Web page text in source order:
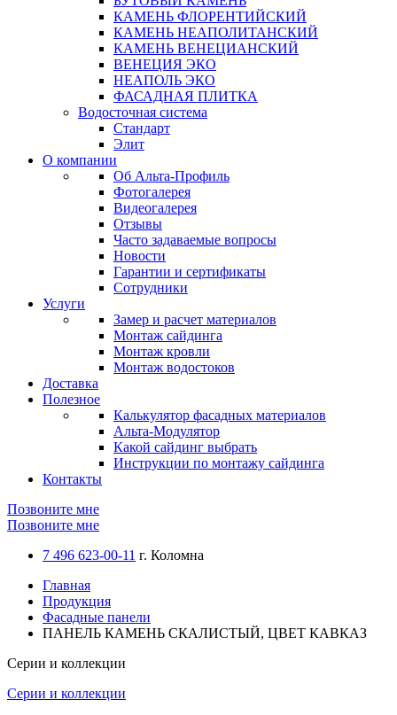
КАМЕНЬ ФЛОРЕНТИЙСКИЙ
КАМЕНЬ НЕАПОЛИТАНСКИЙ
КАМЕНЬ ВЕНЕЦИАНСКИЙ
ВЕНЕЦИЯ ЭКО
НЕАПОЛЬ ЭКО
ФАСАДНАЯ ПЛИТКА
Водосточная система
Стандарт
Элит
О компании
Об Альта-Профиль
Фотогалерея
Видеогалерея
Отзывы
Часто задаваемые вопросы
Новости
Гарантии и сертификаты
Сотрудники
Услуги
Замер и расчет материалов
Монтаж сайдинга
Монтаж кровли
Монтаж водостоков
Доставка
Полезное
Калькулятор фасадных материалов
Альта-Модулятор
Какой сайдинг выбрать
Инструкции по монтажу сайдинга
Контакты
Позвоните мне
Позвоните мне
7 496 623-00-11 г. Коломна
Главная
Продукция
Фасадные панели
ПАНЕЛЬ КАМЕНЬ СКАЛИСТЫЙ, ЦВЕТ КАВКАЗ
Серии и коллекции
Серии и коллекции